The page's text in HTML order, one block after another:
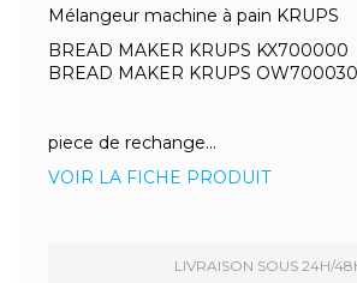
Mélangeur machine à pain KRUPS
BREAD MAKER KRUPS KX700000
BREAD MAKER KRUPS
piece de rechange...
VOIR LA FICHE PRODUIT
LIVRAISON SOUS 24H/